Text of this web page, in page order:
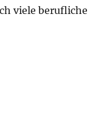
viele berufliche